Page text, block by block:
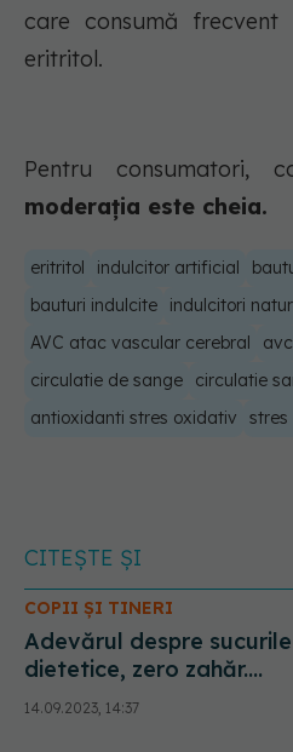
care consumă
eritritol.
Pentru consumatori,
moderația este cheia.
eritritol indulcitor artificial
bauturi indulcite
indulcitori
AVC atac vascular cerebral
avc
circulatie de sange
circulatie
antioxidanti stres oxidativ
CITEȘTE ȘI
COPII ȘI TINERI
Adevărul despre sucurile
dietetice, zero zahăr.
Substanța găsită în saliva
oamenilor: Cresc insulina,
14.09.2023, 14:37